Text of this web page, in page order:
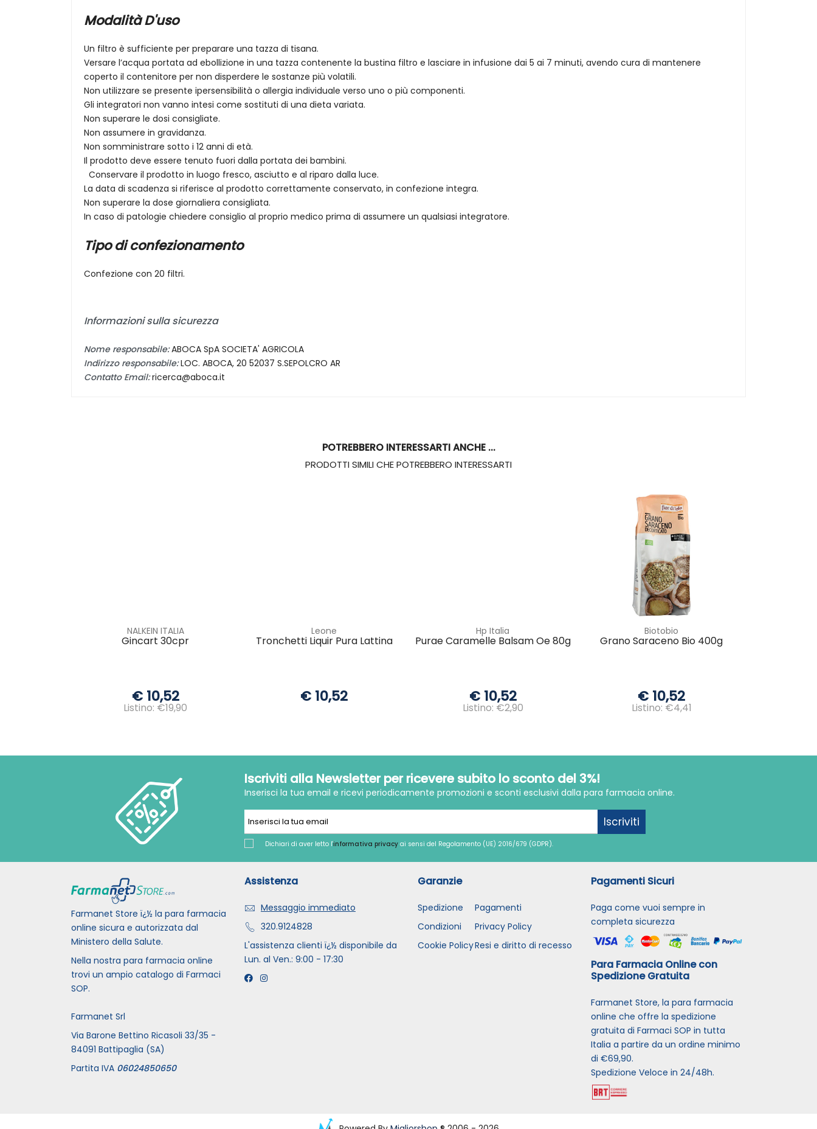
Modalità D'uso
Un filtro è sufficiente per preparare una tazza di tisana.
Versare l’acqua portata ad ebollizione in una tazza contenente la bustina filtro e lasciare in infusione dai 5 ai 7 minuti, avendo cura di mantenere
coperto il contenitore per non disperdere le sostanze più volatili.
Non utilizzare se presente ipersensibilità o allergia individuale verso uno o più componenti.
Gli integratori non vanno intesi come sostituti di una dieta variata.
Non superare le dosi consigliate.
Non assumere in gravidanza.
Non somministrare sotto i 12 anni di età.
Il prodotto deve essere tenuto fuori dalla portata dei bambini.
Conservare il prodotto in luogo fresco, asciutto e al riparo dalla luce.
La data di scadenza si riferisce al prodotto correttamente conservato, in confezione integra.
Non superare la dose giornaliera consigliata.
In caso di patologie chiedere consiglio al proprio medico prima di assumere un qualsiasi integratore.
Tipo di confezionamento
Confezione con 20 filtri.
Informazioni sulla sicurezza
Nome responsabile:ABOCA SpA SOCIETA' AGRICOLA
Indirizzo responsabile:LOC. ABOCA, 20 52037 S.SEPOLCRO AR
Contatto Email:ricerca@aboca.it
POTREBBERO INTERESSARTI ANCHE ...
PRODOTTI SIMILI CHE POTREBBERO INTERESSARTI
NALKEIN ITALIA
Gincart 30cpr
€ 10,52
Listino: €19,90
Leone
Tronchetti Liquir Pura Lattina
€ 10,52
Hp Italia
Purae Caramelle Balsam Oe 80g
€ 10,52
Listino: €2,90
Biotobio
Grano Saraceno Bio 400g
€ 10,52
Listino: €4,41
Iscriviti alla Newsletter per ricevere subito lo sconto del 3%!
Inserisci la tua email e ricevi periodicamente promozioni e sconti esclusivi dalla para farmacia online.
Iscriviti
Dichiari di aver letto l'informativa privacy ai sensi del Regolamento (UE) 2016/679 (GDPR).
Farmanet Store ï¿½ la para farmacia
online sicura e autorizzata dal
Ministero della Salute.
Nella nostra para farmacia online
trovi un ampio catalogo di Farmaci
SOP.
Farmanet Srl
Via Barone Bettino Ricasoli 33/35 -
84091 Battipaglia (SA)
Partita IVA 06024850650
Assistenza
Messaggio immediato
320.9124828
L'assistenza clienti ï¿½ disponibile da
Lun. al Ven.: 9:00 - 17:30
Garanzie
Spedizione
Pagamenti
Condizioni
Privacy Policy
Cookie PolicyResi e diritto di recesso
Pagamenti Sicuri
Paga come vuoi sempre in
completa sicurezza
Para Farmacia Online con
Spedizione Gratuita
Farmanet Store, la para farmacia
online che offre la spedizione
gratuita di Farmaci SOP in tutta
Italia a partire da un ordine minimo
di €69,90.
Spedizione Veloce in 24/48h.